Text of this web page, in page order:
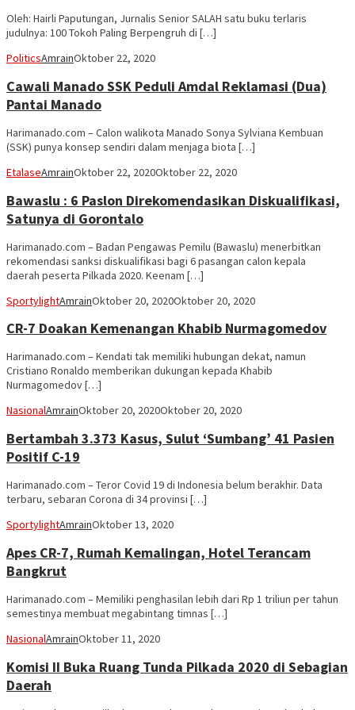
Oleh: Hairli Paputungan, Jurnalis Senior SALAH satu buku terlaris
judulnya: 100 Tokoh Paling Berpengruh di […]
PoliticsAmrainOktober 22, 2020
Cawali Manado SSK Peduli Amdal Reklamasi (Dua)
Pantai Manado
Harimanado.com – Calon walikota Manado Sonya Sylviana Kembuan
(SSK) punya konsep sendiri dalam menjaga biota […]
EtalaseAmrainOktober 22, 2020Oktober 22, 2020
Bawaslu : 6 Paslon Direkomendasikan Diskualifikasi,
Satunya di Gorontalo
Harimanado.com – Badan Pengawas Pemilu (Bawaslu) menerbitkan
rekomendasi sanksi diskualifikasi bagi 6 pasangan calon kepala
daerah peserta Pilkada 2020. Keenam […]
SportylightAmrainOktober 20, 2020Oktober 20, 2020
CR-7 Doakan Kemenangan Khabib Nurmagomedov
Harimanado.com – Kendati tak memiliki hubungan dekat, namun
Cristiano Ronaldo memberikan dukungan kepada Khabib
Nurmagomedov […]
NasionalAmrainOktober 20, 2020Oktober 20, 2020
Bertambah 3.373 Kasus, Sulut ‘Sumbang’ 41 Pasien
Positif C-19
Harimanado.com – Teror Covid 19 di Indonesia belum berakhir. Data
terbaru, sebaran Corona di 34 provinsi […]
SportylightAmrainOktober 13, 2020
Apes CR-7, Rumah Kemalingan, Hotel Terancam
Bangkrut
Harimanado.com – Memiliki penghasilan lebih dari Rp 1 triliun per tahun
semestinya membuat megabintang timnas […]
NasionalAmrainOktober 11, 2020
Komisi II Buka Ruang Tunda Pilkada 2020 di Sebagian
Daerah